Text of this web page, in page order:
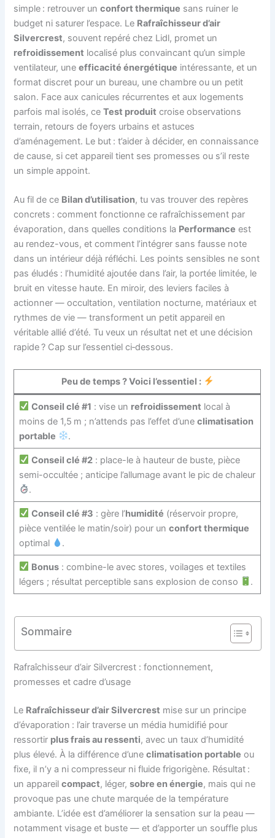
simple : retrouver unconfort thermique sans ruiner le
budget ni saturer l’espace. Le Rafraîchisseur d’air
Silvercrest, souvent repéré chez Lidl, promet un
refroidissement localisé plus convaincant qu’un simple
ventilateur, uneefficacité énergétique intéressante, et un
format discret pour un bureau, une chambre ou un petit
salon. Face aux canicules récurrentes et aux logements
parfois mal isolés, ceTest produit croise observations
terrain, retours de foyers urbains et astuces
d’aménagement. Le but : t’aider à décider, en connaissance
de cause, si cet appareil tient ses promesses ou s’il reste
un simple appoint.
Au fil de ce Bilan d’utilisation, tu vas trouver des repères
concrets : comment fonctionne ce rafraîchissement par
évaporation, dans quelles conditions la Performance est
au rendez-vous, et comment l’intégrer sans fausse note
dans un intérieur déjà réfléchi. Les points sensibles ne sont
pas éludés : l’humidité ajoutée dans l’air, la portée limitée, le
bruit en vitesse haute. En miroir, des leviers faciles à
actionner — occultation, ventilation nocturne, matériaux et
rythmes de vie — transforment un petit appareil en
véritable allié d’été. Tu veux un résultat net et une décision
rapide ? Cap sur l’essentiel ci‑dessous.
Peu de temps ? Voici l’essentiel :
Conseil clé #1 : vise un refroidissement local à
moins de 1,5 m ; n’attends pas l’effet d’une climatisation
portable
.
Conseil clé #2 : place-le à hauteur de buste, pièce
semi-occultée ; anticipe l’allumage avant le pic de chaleur
.
Conseil clé #3 : gère l’humidité (réservoir propre,
pièce ventilée le matin/soir) pour un confort thermique
optimal
.
Bonus : combine-le avec stores, voilages et textiles
légers ; résultat perceptible sans explosion de conso
.
Sommaire
Rafraîchisseur d’air Silvercrest : fonctionnement,
promesses et cadre d’usage
Le Rafraîchisseur d’air Silvercrest mise sur un principe
d’évaporation : l’air traverse un média humidifié pour
ressortir plus frais au ressenti, avec un taux d’humidité
plus élevé. À la différence d’uneclimatisation portable ou
fixe, il n’y a ni compresseur ni fluide frigorigène. Résultat :
un appareilcompact, léger,sobre en énergie, mais qui ne
provoque pas une chute marquée de la température
ambiante. L’idée est d’améliorer la sensation sur la peau —
notamment visage et buste — et d’apporter un souffle plus